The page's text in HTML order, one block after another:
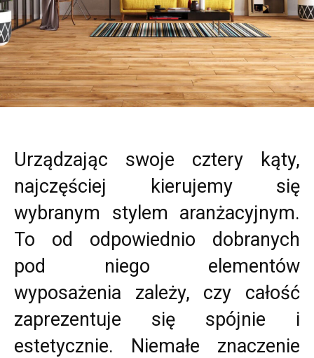
Urządzając swoje cztery kąty,
najczęściej kierujemy się
wybranym stylem aranżacyjnym.
To od odpowiednio dobranych
pod niego elementów
wyposażenia zależy, czy całość
zaprezentuje się spójnie i
estetycznie. Niemałe znaczenie